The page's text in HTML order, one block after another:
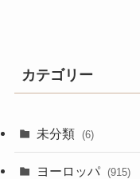
カテゴリー
未分類 (6)
ヨーロッパ (915)